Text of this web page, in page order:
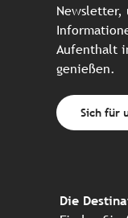
Newsletter,
Aufenthalt
genießen.
Sich für
Die